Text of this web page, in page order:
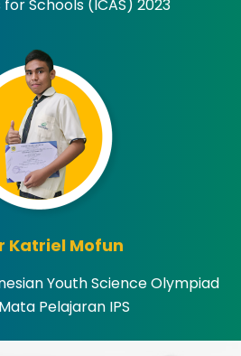
Schools (ICAS) 2023
Katriel Mofun
Youth Science Olympiad
Pelajaran IPS